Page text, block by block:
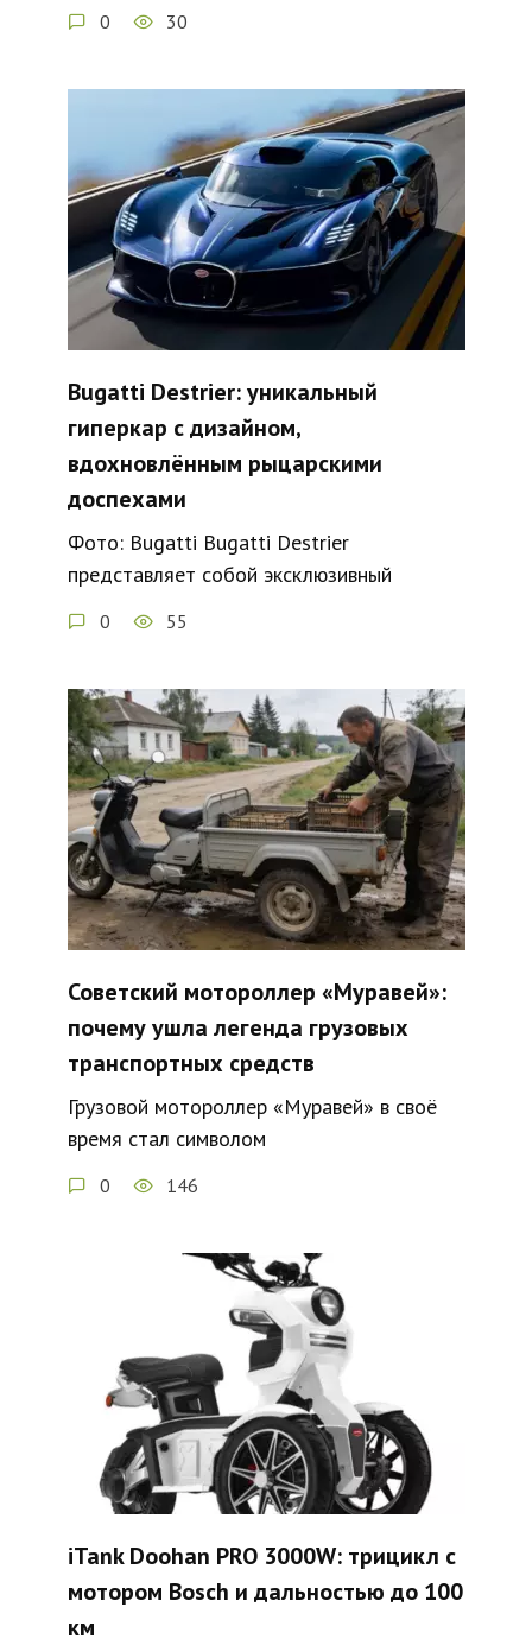
0 30
Bugatti Destrier: уникальный
гиперкар с дизайном,
вдохновлённым рыцарскими
доспехами
Фото: Bugatti Bugatti Destrier
представляет собой эксклюзивный
0 55
Советский мотороллер «Муравей»:
почему ушла легенда грузовых
транспортных средств
Грузовой мотороллер «Муравей» в своё
время стал символом
0 146
iTank Doohan PRO 3000W: трицикл с
мотором Bosch и дальностью до 100
км